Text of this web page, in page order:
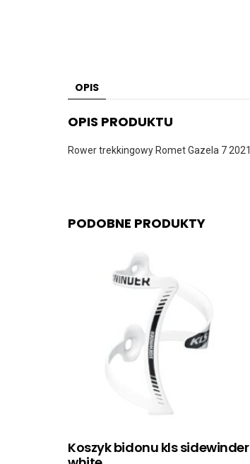
OPIS
OPIS PRODUKTU
Rower trekkingowy Romet Gazela 7 2021
PODOBNE PRODUKTY
Koszyk bidonu kls sidewinder